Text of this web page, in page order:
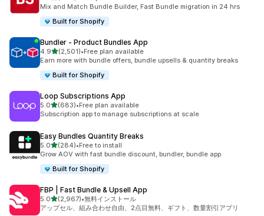
Mix and Match Bundle Builder, Fast Bundle migration in 24 hrs
Built for Shopify
Bundler ‑ Product Bundles App
4.95つ星中
(2,501)
合計レビュー数：2501件
•Free plan available
Earn more with bundle offers, bundle upsells & quantity breaks
Built for Shopify
Loop Subscriptions App
5.05つ星中
(683)
合計レビュー数：683件
•Free plan available
Subscription app to manage subscriptions at scale
Easy Bundles Quantity Breaks
5.05つ星中
(284)
合計レビュー数：284件
•Free to install
Grow AOV with fast bundle discount, bundler, bundle app
Built for Shopify
FBP | Fast Bundle & Upsell App
5.05つ星中
(2,967)
合計レビュー数：2967件
•無料インストール
アップセル、組み合わせ自由、2点目無料、ギフト、数量割引アプリ